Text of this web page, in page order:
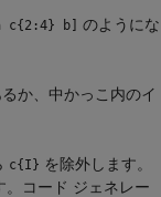
c{2:4} b]
のようにな
か、中かっこ内のイ
c{I} を除外します。
。コード ジェネレー